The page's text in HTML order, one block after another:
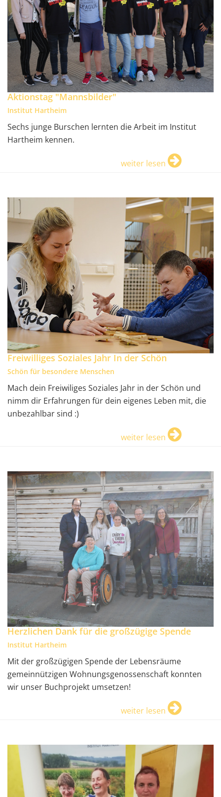
Aktionstag "Mannsbilder"
Institut Hartheim
Sechs junge Burschen lernten die Arbeit im Institut
Hartheim kennen.
weiter lesen
Freiwilliges Soziales Jahr In der Schön
Schön für besondere Menschen
Mach dein Freiwiliges Soziales Jahr in der Schön und
nimm dir Erfahrungen für dein eigenes Leben mit, die
unbezahlbar sind :)
weiter lesen
Herzlichen Dank für die großzügige Spende
Institut Hartheim
Mit der großzügigen Spende der Lebensräume
gemeinnützigen Wohnungsgenossenschaft konnten
wir unser Buchprojekt umsetzen!
weiter lesen